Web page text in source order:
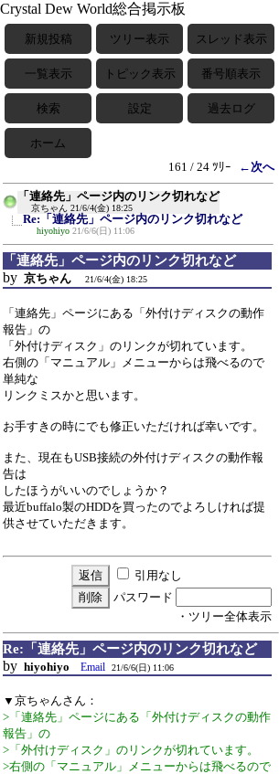
Crystal Dew World総合掲示板
新規投稿 ツリー表示 スレッド表示
一覧表示 トピック表示 番号順表示
検索 設定 過去ログ
ホーム
161 / 24 ﾂﾘｰ
←次へ
「連絡先」ページ内のリンク切れなど
京ちゃん 21/6/4(金) 18:25
Re:「連絡先」ページ内のリンク切れなど
hiyohiyo 21/6/6(日) 11:06
「連絡先」ページ内のリンク切れなど
by 京ちゃん 21/6/4(金) 18:25
「連絡先」ページにある「外付けディスクの動作
報告」の
「外付けディスク」のリンクが切れています。
右側の「マニュアル」メニューからは飛べるので
単純な
リンクミスかと思います。
お手すきの時にでも修正いただければ幸いです。
また、現在もUSB接続の外付けディスクの動作報
告は
したほうがいいのでしょうか？
最近buffalo製のHDDを買ったのでよろしければ提
供させていただきます。
引用なし
パスワード
・ツリー全体表示
Re:「連絡先」ページ内のリンク切れなど
by hiyohiyo Email 21/6/6(日) 11:06
▼京ちゃんさん：
>「連絡先」ページにある「外付けディスクの動作
報告」の
>「外付けディスク」のリンクが切れています。
>右側の「マニュアル」メニューからは飛べるので